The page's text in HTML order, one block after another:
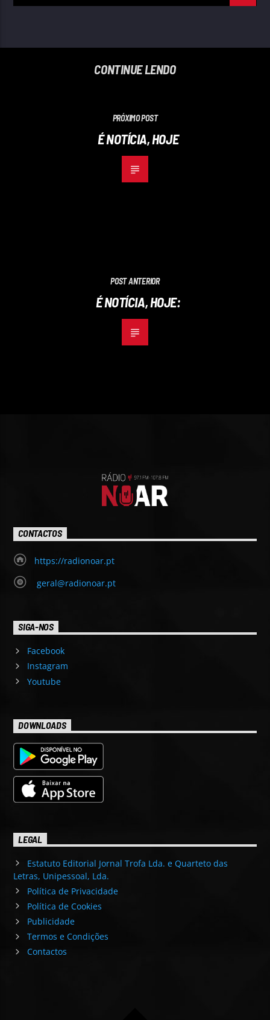
CONTINUE LENDO
PRÓXIMO POST
É NOTÍCIA, HOJE
POST ANTERIOR
É NOTÍCIA, HOJE:
CONTACTOS
https://radionoar.pt
geral@radionoar.pt
SIGA-NOS
Facebook
Instagram
Youtube
DOWNLOADS
LEGAL
Estatuto Editorial Jornal Trofa Lda. e Quarteto das
Letras, Unipessoal, Lda.
Política de Privacidade
Política de Cookies
Publicidade
Termos e Condições
Contactos